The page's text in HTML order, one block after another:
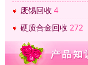
废锡回收 4
硬质合金回收 272